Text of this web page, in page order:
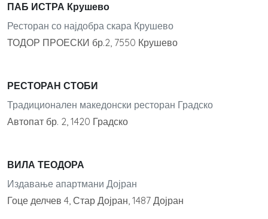
ПАБ ИСТРА Крушево
Ресторан со најдобра скара Крушево
ТОДОР ПРОЕСКИ бр.2, 7550 Крушево
РЕСТОРАН СТОБИ
Традиционален македонски ресторан Градско
Автопат бр. 2, 1420 Градско
ВИЛА ТЕОДОРА
Издавање апартмани Дојран
Гоце делчев 4, Стар Дојран, 1487 Дојран